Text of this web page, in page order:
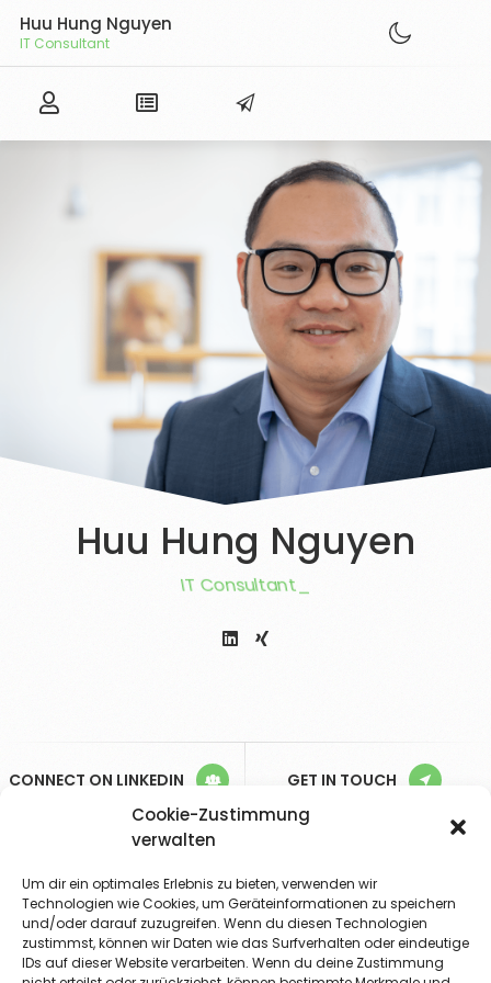
Cookie-Zustimmung
verwalten
Um dir ein optimales Erlebnis zu bieten, verwenden wir
Technologien wie Cookies, um Geräteinformationen zu speichern
und/oder darauf zuzugreifen. Wenn du diesen Technologien
zustimmst, können wir Daten wie das Surfverhalten oder eindeutige
IDs auf dieser Website verarbeiten. Wenn du deine Zustimmung
Huu Hung Nguyen
IT Consultant
Huu Hung Nguyen
IT Consultant
CONNECT ON LINKEDIN GET IN TOUCH
NothingFound
It seems we can’t find what you’re looking for.